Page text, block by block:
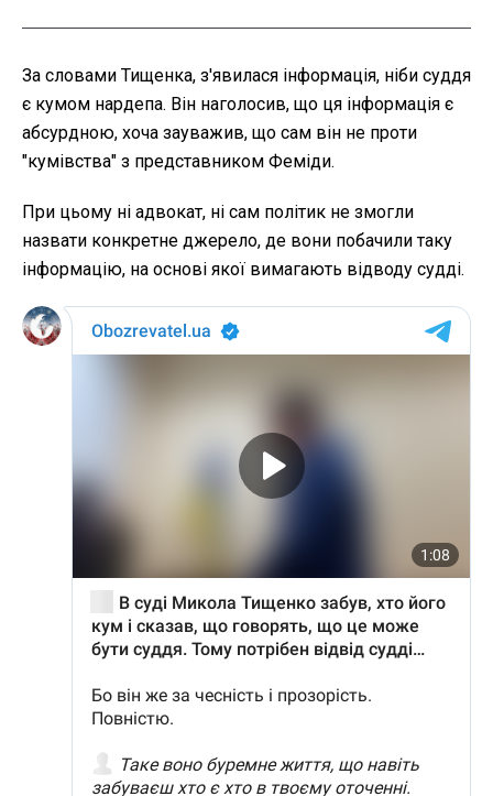
За словами Тищенка, з'явилася інформація, ніби суддя
є кумом нардепа. Він наголосив, що ця інформація є
абсурдною, хоча зауважив, що сам він не проти
"кумівства" з представником Феміди.
При цьому ні адвокат, ні сам політик не змогли
назвати конкретне джерело, де вони побачили таку
інформацію, на основі якої вимагають відводу судді.